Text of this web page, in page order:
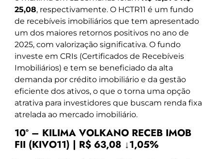
25,08, respectivamente. O HCTR11 é um fundo
de recebíveis imobiliários que tem apresentado
um dos maiores retornos positivos no ano de
2025, com valorização significativa. O fundo
investe em CRIs (Certificados de Recebíveis
Imobiliários) e tem se beneficiado da alta
demanda por crédito imobiliário e da gestão
eficiente dos ativos, o que o torna uma opção
atrativa para investidores que buscam renda fixa
atrelada ao mercado imobiliário.
10º – KILIMA VOLKANO RECEB IMOB
FII (KIVO11) | R$ 63,08 ↓1,05%